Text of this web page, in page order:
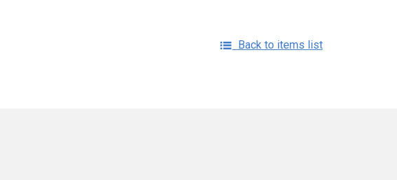
Back to items list